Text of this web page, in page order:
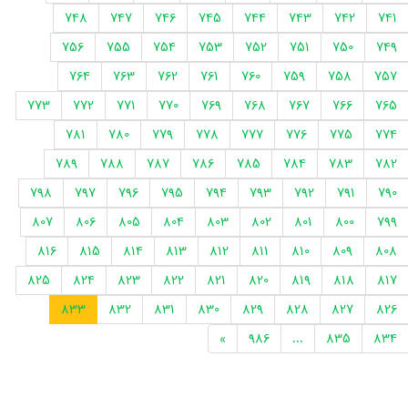
741
742
743
744
745
746
747
748
749
750
751
752
753
754
755
756
757
758
759
760
761
762
763
764
765
766
767
768
769
770
771
772
773
774
775
776
777
778
779
780
781
782
783
784
785
786
787
788
789
790
791
792
793
794
795
796
797
798
799
800
801
802
803
804
805
806
807
808
809
810
811
812
813
814
815
816
817
818
819
820
821
822
823
824
825
826
827
828
829
830
831
832
833
834
835
...
986
»